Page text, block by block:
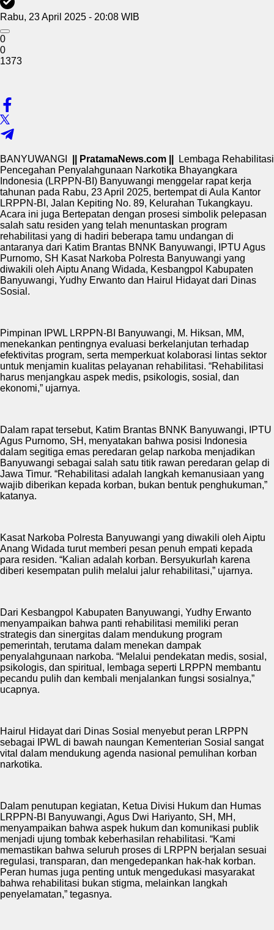
Rabu, 23 April 2025 - 20:08 WIB
0
0
1373
BANYUWANGI || PratamaNews.com ||
Lembaga Rehabilitasi
Pencegahan Penyalahgunaan Narkotika Bhayangkara
Indonesia (LRPPN-BI) Banyuwangi menggelar rapat kerja
tahunan pada Rabu, 23 April 2025, bertempat di Aula Kantor
LRPPN-BI, Jalan Kepiting No. 89, Kelurahan Tukangkayu.
Acara ini juga Bertepatan dengan prosesi simbolik pelepasan
salah satu residen yang telah menuntaskan program
rehabilitasi yang di hadiri beberapa tamu undangan di
antaranya dari Katim Brantas BNNK Banyuwangi, IPTU Agus
Purnomo, SH Kasat Narkoba Polresta Banyuwangi yang
diwakili oleh Aiptu Anang Widada, Kesbangpol Kabupaten
Banyuwangi, Yudhy Erwanto dan Hairul Hidayat dari Dinas
Sosial.
Pimpinan IPWL LRPPN-BI Banyuwangi, M. Hiksan, MM,
menekankan pentingnya evaluasi berkelanjutan terhadap
efektivitas program, serta memperkuat kolaborasi lintas sektor
untuk menjamin kualitas pelayanan rehabilitasi. “Rehabilitasi
harus menjangkau aspek medis, psikologis, sosial, dan
ekonomi,” ujarnya.
Dalam rapat tersebut, Katim Brantas BNNK Banyuwangi, IPTU
Agus Purnomo, SH, menyatakan bahwa posisi Indonesia
dalam segitiga emas peredaran gelap narkoba menjadikan
Banyuwangi sebagai salah satu titik rawan peredaran gelap di
Jawa Timur. “Rehabilitasi adalah langkah kemanusiaan yang
wajib diberikan kepada korban, bukan bentuk penghukuman,”
katanya.
Kasat Narkoba Polresta Banyuwangi yang diwakili oleh Aiptu
Anang Widada turut memberi pesan penuh empati kepada
para residen. “Kalian adalah korban. Bersyukurlah karena
diberi kesempatan pulih melalui jalur rehabilitasi,” ujarnya.
Dari Kesbangpol Kabupaten Banyuwangi, Yudhy Erwanto
menyampaikan bahwa panti rehabilitasi memiliki peran
strategis dan sinergitas dalam mendukung program
pemerintah, terutama dalam menekan dampak
penyalahgunaan narkoba. “Melalui pendekatan medis, sosial,
psikologis, dan spiritual, lembaga seperti LRPPN membantu
pecandu pulih dan kembali menjalankan fungsi sosialnya,”
ucapnya.
Hairul Hidayat dari Dinas Sosial menyebut peran LRPPN
sebagai IPWL di bawah naungan Kementerian Sosial sangat
vital dalam mendukung agenda nasional pemulihan korban
narkotika.
Dalam penutupan kegiatan, Ketua Divisi Hukum dan Humas
LRPPN-BI Banyuwangi, Agus Dwi Hariyanto, SH, MH,
menyampaikan bahwa aspek hukum dan komunikasi publik
menjadi ujung tombak keberhasilan rehabilitasi. “Kami
memastikan bahwa seluruh proses di LRPPN berjalan sesuai
regulasi, transparan, dan mengedepankan hak-hak korban.
Peran humas juga penting untuk mengedukasi masyarakat
bahwa rehabilitasi bukan stigma, melainkan langkah
penyelamatan,” tegasnya.